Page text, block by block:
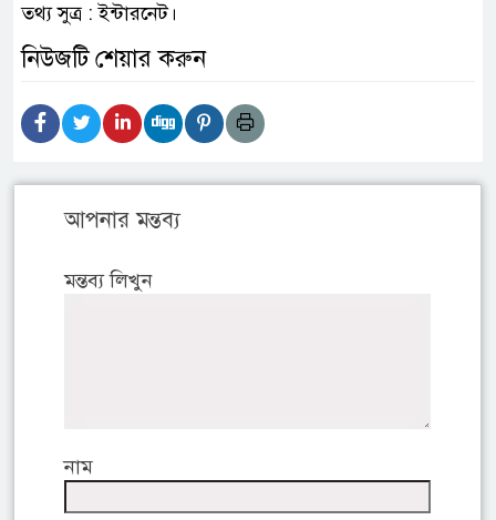
তথ্য সুত্র : ইন্টারনেট।
নিউজটি শেয়ার করুন
আপনার মন্তব্য
মন্তব্য লিখুন
নাম